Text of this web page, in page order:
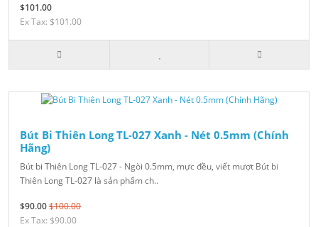
$101.00
Ex Tax: $101.00
Bút Bi Thiên Long TL-027 Xanh - Nét 0.5mm (Chính
Hãng)
Bút bi Thiên Long TL-027 - Ngòi 0.5mm, mực đều, viết mượt Bút bi
Thiên Long TL-027 là sản phẩm ch..
$90.00$100.00
Ex Tax: $90.00